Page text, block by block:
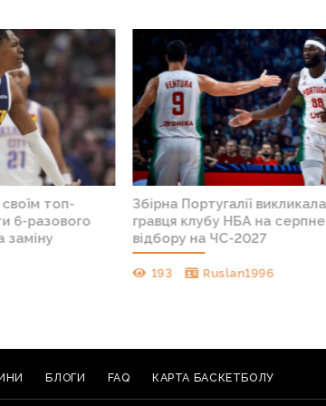
своїм топ-
6-разового
заміну
Збірна Португалії
гравця клубу НБА на
відбору на ЧС-2027
193 Ruslan1996
БЛОГИ FAQ КАРТА БАСКЕТБОЛУ